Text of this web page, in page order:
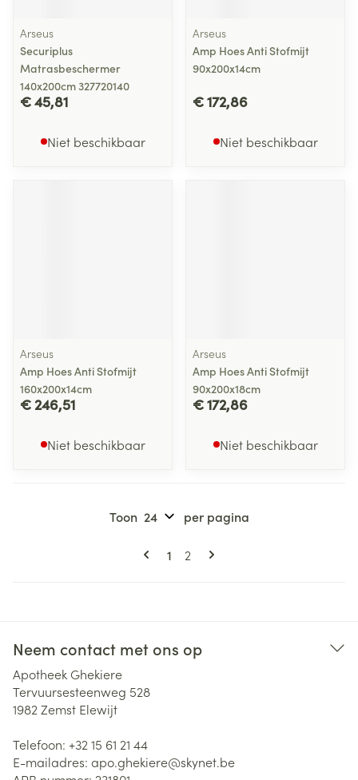
Arseus
Securiplus
Matrasbeschermer
140x200cm 327720140
€ 45,81
Niet beschikbaar
Arseus
Amp Hoes Anti Stofmijt
90x200x14cm
€ 172,86
Niet beschikbaar
Arseus
Amp Hoes Anti Stofmijt
160x200x14cm
€ 246,51
Niet beschikbaar
Arseus
Amp Hoes Anti Stofmijt
90x200x18cm
€ 172,86
Niet beschikbaar
Pagina's
U lees momenteel pagina
1 Pagina
2
Toon per pagina
Neem contact met ons op
Apotheek Ghekiere
Tervuursesteenweg 528
1982 Zemst Elewijt
Telefoon: +32 15 61 21 44
E-mailadres: apo.ghekiere@skynet.be